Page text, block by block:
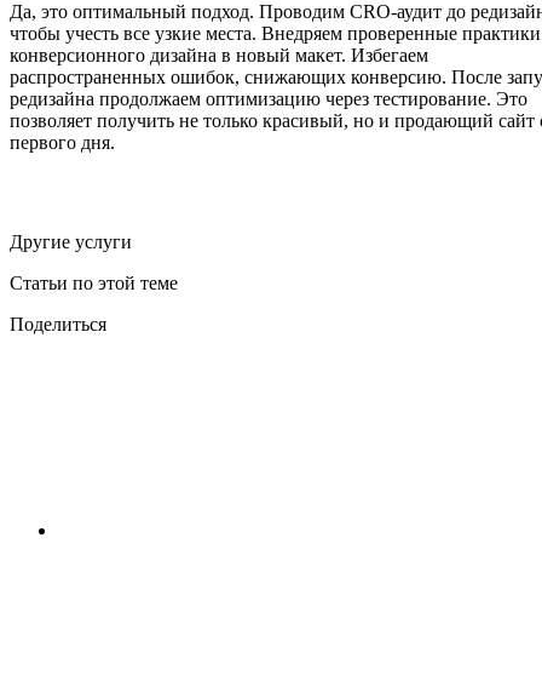
Да, это оптимальный подход. Проводим CRO-аудит до
чтобы учесть все узкие места. Внедряем проверенные практики
конверсионного дизайна в новый макет. Избегаем
распространенных ошибок, снижающих конверсию. После
редизайна продолжаем оптимизацию через тестирование. Это
позволяет получить не только красивый, но и продающий сайт
первого дня.
Другие услуги
Статьи по этой теме
Поделиться